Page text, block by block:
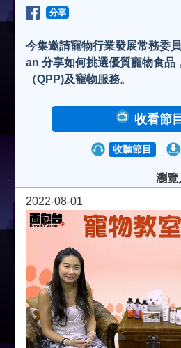
分享
今集邀請寵物行業發展常務委
an 分享如何挑選優質寵物食品
（QPP)及寵物服務。
收看節目
收聽節目
瀏覽
2022-08-01